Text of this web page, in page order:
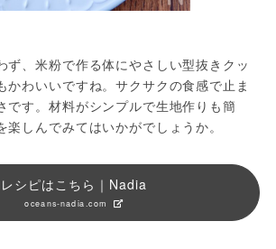
ず、米粉で作る体にやさしい型抜きクッ
かわいいですね。サクサクの食感で止ま
です。材料がシンプルで生地作りも簡
しんでみてはいかがでしょうか。
レシピはこちら｜Nadia
oceans-nadia.com